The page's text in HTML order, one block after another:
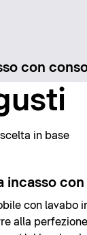
con
in base
incasso
con lavabo
alla